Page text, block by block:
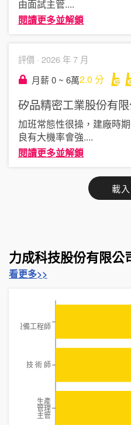
由面試主管....
閱讀更多並解鎖
評價 · 2026 年 7 月
月薪 0 ~ 6萬2.0 分
矽品精密工業股份有
加班常態性很操，建廠時
良有大機率會強....
閱讀更多並解鎖
載
力成科技股份有限公
看更多>>
設備工程師
技 術 師
生產
管理
主管